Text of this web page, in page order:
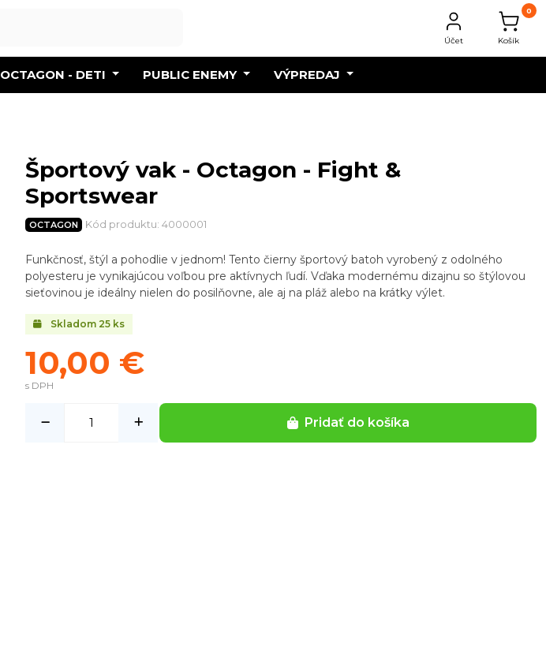
Účet
0
Košík
OCTAGON - DETI PUBLIC ENEMY VÝPREDAJ
Športový vak - Octagon - Fight &
Sportswear
OCTAGON Kód produktu: 4000001
Funkčnosť, štýl a pohodlie v jednom! Tento čierny športový batoh vyrobený z odolného
polyesteru je vynikajúcou voľbou pre aktívnych ľudí. Vďaka modernému dizajnu so štýlovou
sieťovinou je ideálny nielen do posilňovne, ale aj na pláž alebo na krátky výlet.
Skladom 25 ks
10,00 €
s DPH
Pridať do košíka